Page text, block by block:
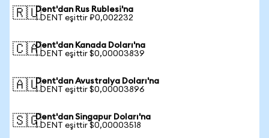
🇷🇺Dent'dan Rus Rublesi'na
1 DENT eşittir ₽0,002232
🇨🇦Dent'dan Kanada Doları'na
1 DENT eşittir $0,00003839
🇦🇺Dent'dan Avustralya Doları'na
1 DENT eşittir $0,00003896
🇸🇬Dent'dan Singapur Doları'na
1 DENT eşittir $0,00003518